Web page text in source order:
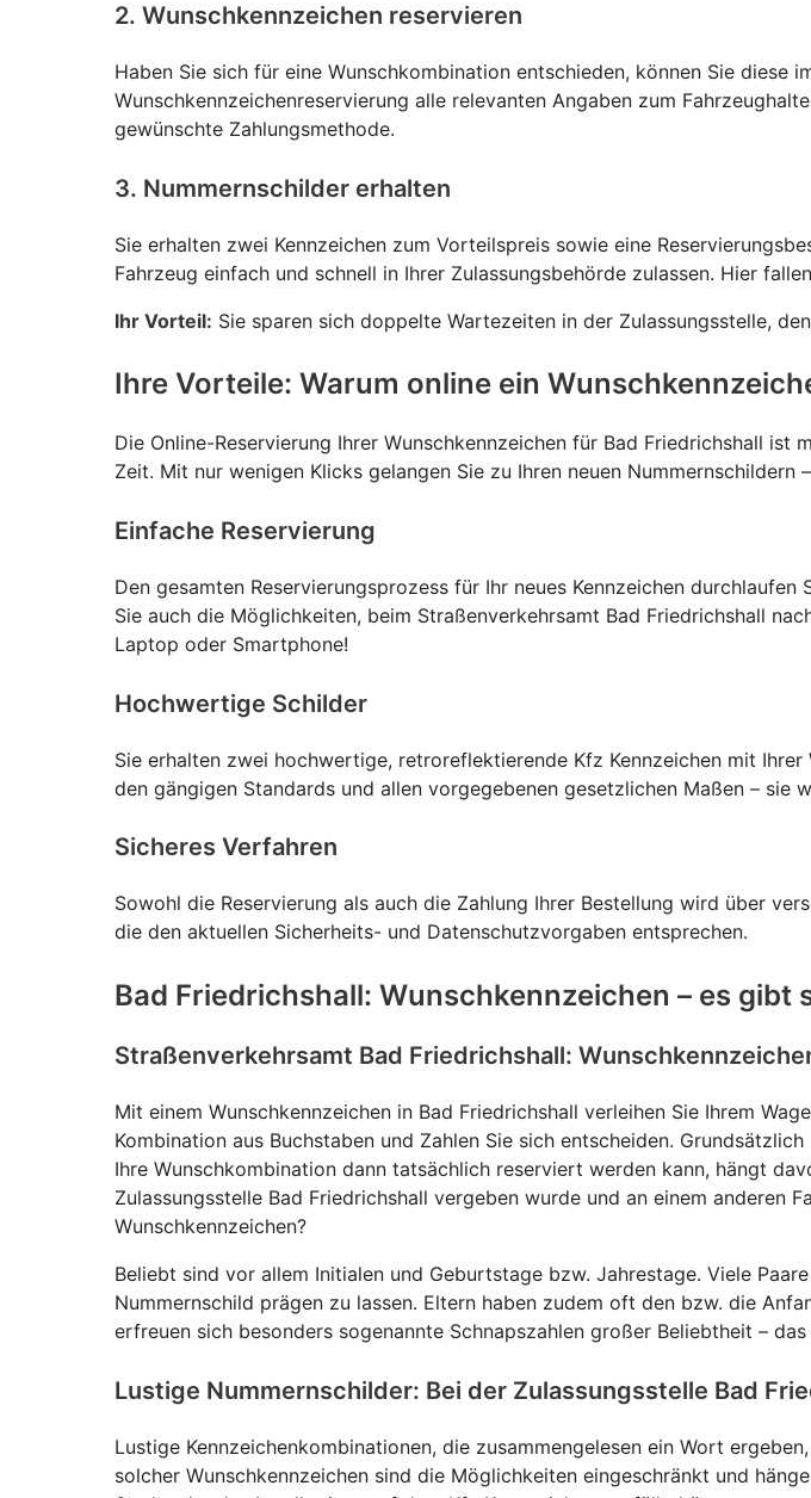
2. Wunschkennzeichen reservieren
Haben Sie sich für eine Wunschkombination entschieden, können Sie diese
Wunschkennzeichenreservierung alle relevanten Angaben zum
gewünschte Zahlungsmethode.
3. Nummernschilder erhalten
Sie erhalten zwei Kennzeichen zum Vorteilspreis sowie eine
Fahrzeug einfach und schnell in Ihrer Zulassungsbehörde zulassen. Hier
Ihr Vorteil: Sie sparen sich doppelte Wartezeiten in der Zulassungsstelle,
Ihre Vorteile: Warum online ein
Die Online-Reservierung Ihrer Wunschkennzeichen für Bad Friedrichshall
Zeit. Mit nur wenigen Klicks gelangen Sie zu Ihren neuen
Einfache Reservierung
Den gesamten Reservierungsprozess für Ihr neues Kennzeichen
Sie auch die Möglichkeiten, beim Straßenverkehrsamt Bad Friedrichshall
Laptop oder Smartphone!
Hochwertige Schilder
Sie erhalten zwei hochwertige, retroreflektierende Kfz Kennzeichen mit
den gängigen Standards und allen vorgegebenen gesetzlichen Maßen – sie
Sicheres Verfahren
Sowohl die Reservierung als auch die Zahlung Ihrer Bestellung wird über
die den aktuellen Sicherheits- und Datenschutzvorgaben entsprechen.
Bad Friedrichshall: Wunschkennzeichen – es gibt
Straßenverkehrsamt Bad Friedrichshall:
Mit einem Wunschkennzeichen in Bad Friedrichshall verleihen Sie Ihrem
Kombination aus Buchstaben und Zahlen Sie sich entscheiden.
Ihre Wunschkombination dann tatsächlich reserviert werden kann, hängt
Zulassungsstelle Bad Friedrichshall vergeben wurde und an einem anderen
Wunschkennzeichen?
Beliebt sind vor allem Initialen und Geburtstage bzw. Jahrestage. Viele
Nummernschild prägen zu lassen. Eltern haben zudem oft den bzw. die
erfreuen sich besonders sogenannte Schnapszahlen großer Beliebtheit –
Lustige Nummernschilder: Bei der Zulassungsstelle Bad
Lustige Kennzeichenkombinationen, die zusammengelesen ein Wort
solcher Wunschkennzeichen sind die Möglichkeiten eingeschränkt und